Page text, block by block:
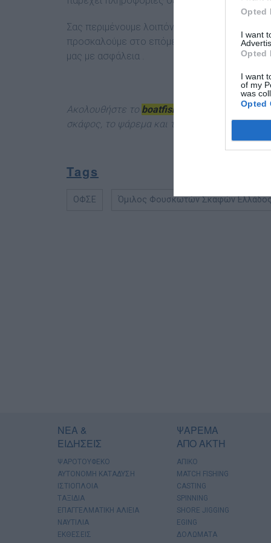
Opted
I want
Opted
I want
of my
was
Opted
Σας περιμένουμε λοιπόν από κοντά για να
προσκαλούμε στο επόμενο ταξίδι μας να
μας με ασφάλεια .
Ακολουθήστε το boatfishing.gr στο Google
σκάφος, το ψάρεμα και την κατάδυση από την
Tags
ΟΦΣΕ Όμιλος Φουσκωτών Σκαφών
ΝΕΑ &
ΕΙΔΗΣΕΙΣ
ΨΑΡΟΤΟΥΦΕΚΟ
ΑΥΤΟΝΟΜΗ ΚΑΤΑΔΥΣΗ
ΙΣΤΙΟΠΛΟΙΑ
ΤΑΞΙΔΙΑ
ΕΠΑΓΓΕΛΜΑΤΙΚΗ ΑΛΙΕΙΑ
ΝΑΥΤΙΛΙΑ
ΕΚΘΕΣΕΙΣ
ΨΑΡΕΜΑ
ΑΠΟ ΑΚΤΗ
ΑΠΙΚΟ
MATCH FISHING
CASTING
SPINNING
SHORE JIGGING
EGING
ΔΟΛΩΜΑΤΑ